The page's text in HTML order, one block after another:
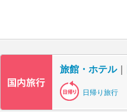
旅館・ホテル｜
日帰り旅行